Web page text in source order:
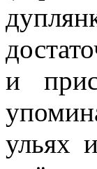
и
ульях